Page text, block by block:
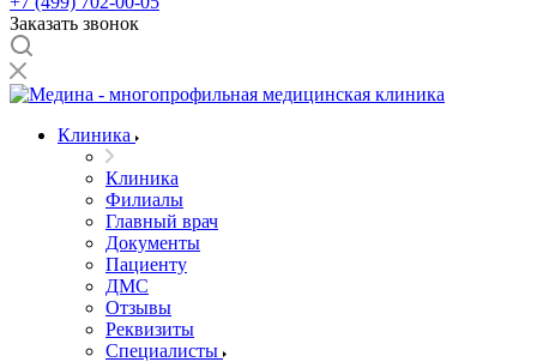
Заказать звонок
Клиника
Клиника
Филиалы
Главный врач
Документы
Пациенту
ДМС
Отзывы
Реквизиты
Специалисты